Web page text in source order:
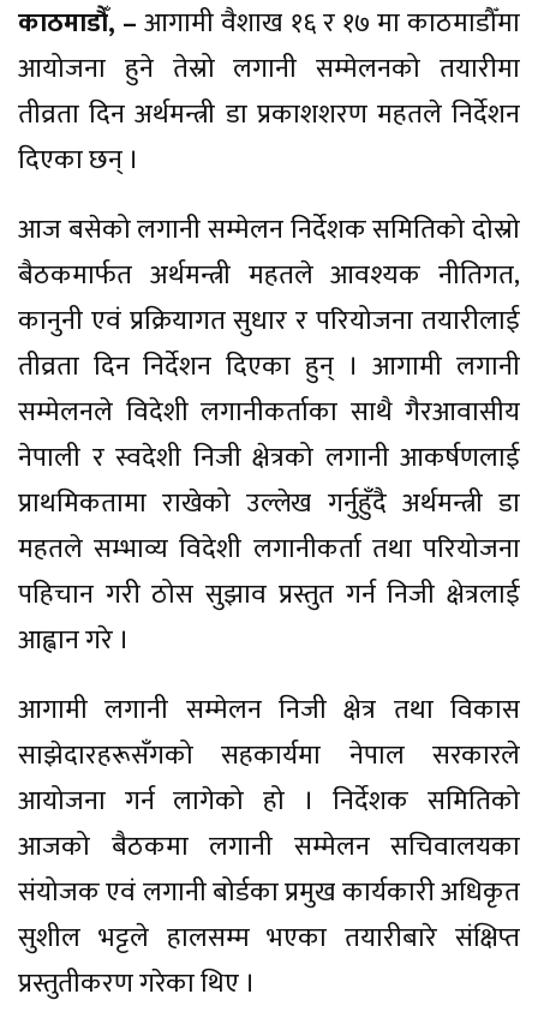
काठमाडौँ, –आगामी वैशाख १६ र १७ मा काठमाडौँमा
आयोजना हुने तेस्रो लगानी सम्मेलनको तयारीमा
तीव्रता दिन अर्थमन्त्री डा प्रकाशशरण महतले निर्देशन
दिएका छन् ।
आज बसेको लगानी सम्मेलन निर्देशक समितिको दोस्रो
बैठकमार्फत अर्थमन्त्री महतले आवश्यक नीतिगत,
कानुनी एवं प्रक्रियागत सुधार र परियोजना तयारीलाई
तीव्रता दिन निर्देशन दिएका हुन् । आगामी लगानी
सम्मेलनले विदेशी लगानीकर्ताका साथै गैरआवासीय
नेपाली र स्वदेशी निजी क्षेत्रको लगानी आकर्षणलाई
प्राथमिकतामा राखेको उल्लेख गर्नुहुँदै अर्थमन्त्री डा
महतले सम्भाव्य विदेशी लगानीकर्ता तथा परियोजना
पहिचान गरी ठोस सुझाव प्रस्तुत गर्न निजी क्षेत्रलाई
आह्वान गरे ।
आगामी लगानी सम्मेलन निजी क्षेत्र तथा विकास
साझेदारहरूसँगको सहकार्यमा नेपाल सरकारले
आयोजना गर्न लागेको हो । निर्देशक समितिको
आजको बैठकमा लगानी सम्मेलन सचिवालयका
संयोजक एवं लगानी बोर्डका प्रमुख कार्यकारी अधिकृत
सुशील भट्टले हालसम्म भएका तयारीबारे संक्षिप्त
प्रस्तुतीकरण गरेका थिए ।